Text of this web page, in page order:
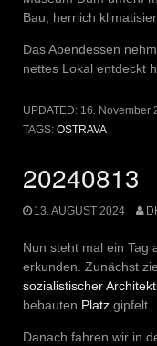
Bau, herrlich
Das Abendessen
nettes Lokal entdeckt
UPDATED: 16. November
TAGS: OSTRAVA
20240813
13. AUGUST 2024
Nun steht mal ein Tag
erkunden. Zunächst
sozialistischer
bebauten Platz gipfelt.
Danach fahren wir in